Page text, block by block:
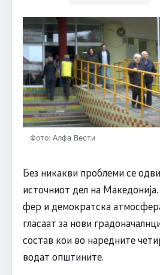
Фото: Алфа Вести
Без никакви проблеми се
источниот дел на
фер и демократска
гласаат за нови
состав кои во наредните
водат општините.